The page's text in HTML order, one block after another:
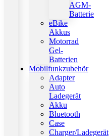
AGM-
Batterie
eBike
Akkus
Motorrad
Gel-
Batterien
Mobilfunkzubehör
Adapter
Auto
Ladegerät
Akku
Bluetooth
Case
Charger/Ladegerät